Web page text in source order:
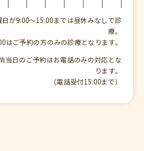
が9:00〜15:00までは昼休みなしで診
療。
はご予約の方のみの診療となります。
当日のご予約はお電話のみの対応とな
ります。
（電話受付15:00まで）